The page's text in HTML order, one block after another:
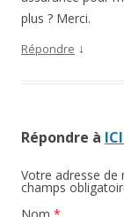
plus ? Merci.
Répondre ↓
Répondre à
Votre adresse de
champs